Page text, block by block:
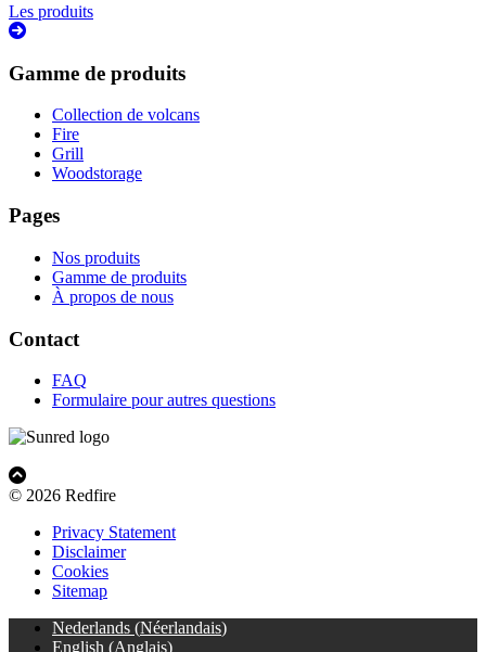
Les produits
Gamme de produits
Collection de volcans
Fire
Grill
Woodstorage
Pages
Nos produits
Gamme de produits
À propos de nous
Contact
FAQ
Formulaire pour autres questions
© 2026 Redfire
Privacy Statement
Disclaimer
Cookies
Sitemap
Nederlands (Néerlandais)
English (Anglais)